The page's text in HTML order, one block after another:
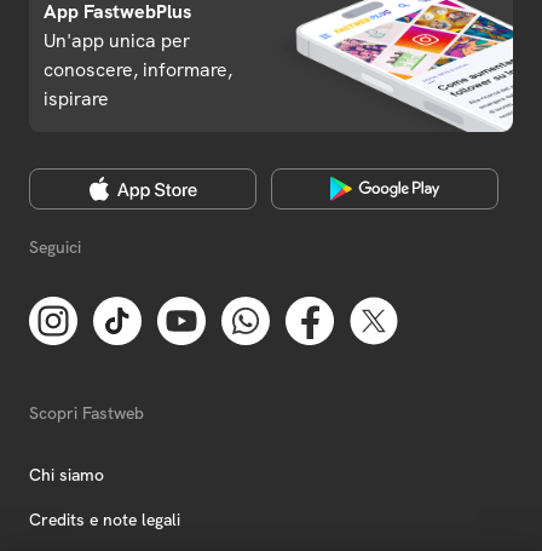
App FastwebPlus
Un'app unica per
conoscere, informare,
ispirare
Seguici
Scopri Fastweb
Chi siamo
Credits e note legali